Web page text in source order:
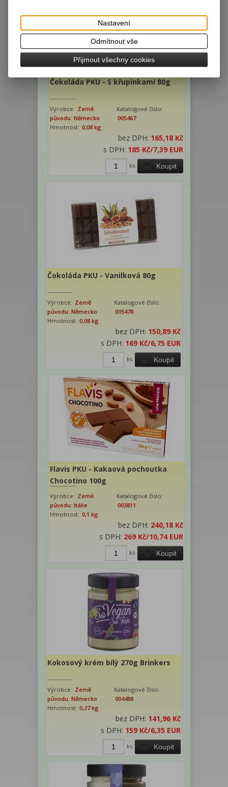
Čokoláda PKU - S křupinkami 80g
Výrobce: Země
původu: Německo
Katalogové číslo:
005467
Hmotnost: 0,08 kg
bez DPH: 165,18 Kč
s DPH: 185 Kč/7,39 EUR
Koupit
ks
Čokoláda PKU - Vanilková 80g
Výrobce: Země
původu: Německo
Katalogové číslo:
005478
Hmotnost: 0,08 kg
bez DPH: 150,89 Kč
s DPH: 169 Kč/6,75 EUR
Koupit
ks
Flavis PKU - Kakaová pochoutka
Chocotino 100g
Výrobce: Země
původu: Itálie
Katalogové číslo:
003811
Hmotnost: 0,1 kg
bez DPH: 240,18 Kč
s DPH: 269 Kč/10,74 EUR
Koupit
ks
Kokosový krém bílý 270g Brinkers
Výrobce: Země
původu: Německo
Katalogové číslo:
004488
Hmotnost: 0,27 kg
bez DPH: 141,96 Kč
s DPH: 159 Kč/6,35 EUR
Koupit
ks
Nastavení
Odmítnout vše
Přijmout všechny cookies